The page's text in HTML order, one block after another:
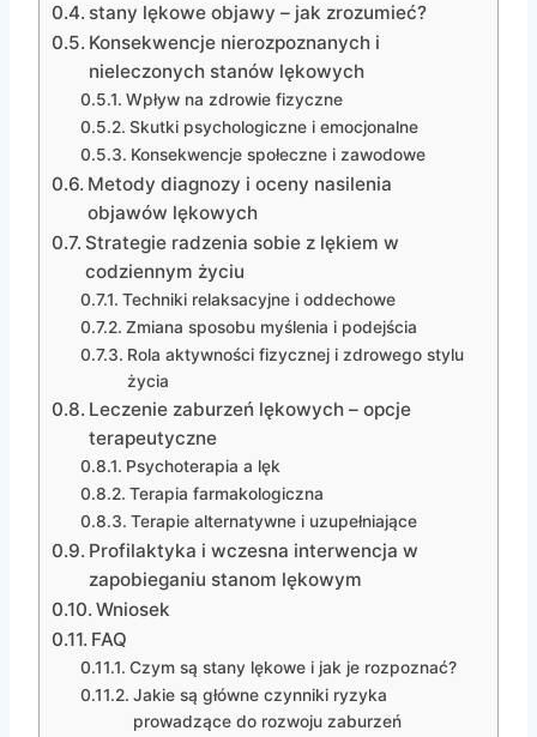
stany lękowe objawy – jak zrozumieć?
Konsekwencje nierozpoznanych i
nieleczonych stanów lękowych
Wpływ na zdrowie fizyczne
Skutki psychologiczne i emocjonalne
Konsekwencje społeczne i zawodowe
Metody diagnozy i oceny nasilenia
objawów lękowych
Strategie radzenia sobie z lękiem w
codziennym życiu
Techniki relaksacyjne i oddechowe
Zmiana sposobu myślenia i podejścia
Rola aktywności fizycznej i zdrowego stylu
życia
Leczenie zaburzeń lękowych – opcje
terapeutyczne
Psychoterapia a lęk
Terapia farmakologiczna
Terapie alternatywne i uzupełniające
Profilaktyka i wczesna interwencja w
zapobieganiu stanom lękowym
Wniosek
FAQ
Czym są stany lękowe i jak je rozpoznać?
Jakie są główne czynniki ryzyka
prowadzące do rozwoju zaburzeń